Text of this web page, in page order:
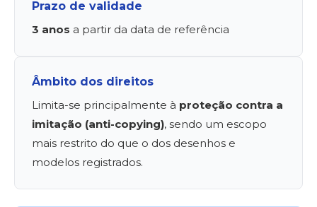
Prazo de validade
3 anos a partir da data de referência
Âmbito dos direitos
Limita-se principalmente à proteção contra a
imitação (anti-copying), sendo um escopo
mais restrito do que o dos desenhos e
modelos registrados.